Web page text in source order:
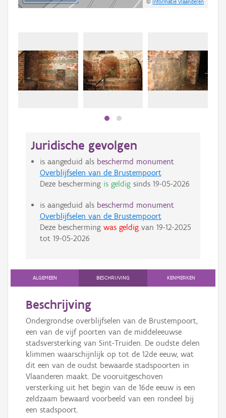
©Informatie Vlaanderen
Juridische gevolgen
is aangeduid als beschermd monument
Overblijfselen van de Brustempoort
Deze bescherming is geldigsinds 19-05-2026
is aangeduid als beschermd monument
Overblijfselen van de Brustempoort
Deze bescherming was geldigvan 19-12-2025
tot 19-05-2026
ALGEMEEN BESCHRIJVING KENMERKEN
Beschrijving
Ondergrondse overblijfselen van de Brustempoort,
een van de vijf poorten van de middeleeuwse
stadsversterking van Sint-Truiden. De oudste delen
klimmen waarschijnlijk op tot de 12de eeuw, wat
dit een van de oudst bewaarde stadspoorten in
Vlaanderen maakt. De vooruitgeschoven
versterking uit het begin van de 16de eeuw is een
zeldzaam bewaard voorbeeld van een rondeel bij
een stadspoort.